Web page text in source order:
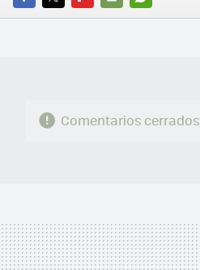
FACEBOOK
TWITTERFLIPBOARD
E-
WHATSAPP
Comentarios cerrados